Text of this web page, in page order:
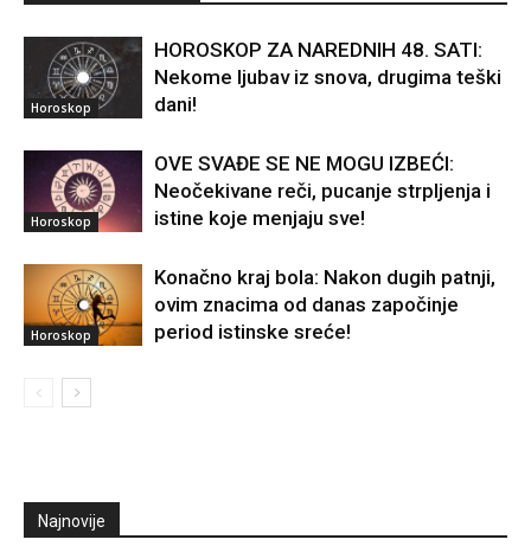
Horoskop
HOROSKOP ZA NAREDNIH 48. SATI:
Nekome ljubav iz snova, drugima teški
dani!
Horoskop
OVE SVAĐE SE NE MOGU IZBEĆI:
Neočekivane reči, pucanje strpljenja i
istine koje menjaju sve!
Horoskop
Konačno kraj bola: Nakon dugih patnji,
ovim znacima od danas započinje
period istinske sreće!
Najnovije